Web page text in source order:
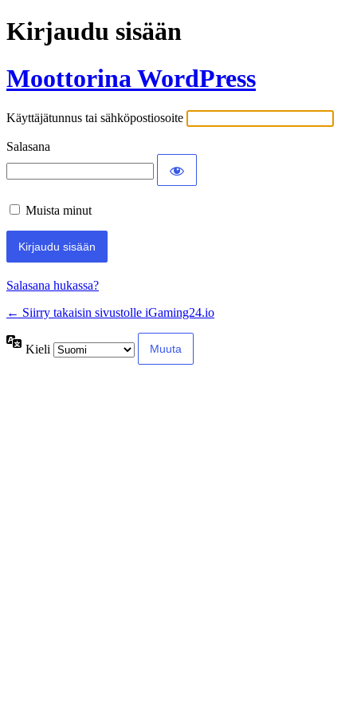
Kirjaudu sisään
Moottorina WordPress
Käyttäjätunnus tai sähköpostiosoite
Salasana
Muista minut
Salasana hukassa?
← Siirry takaisin sivustolle iGaming24.io
Kieli